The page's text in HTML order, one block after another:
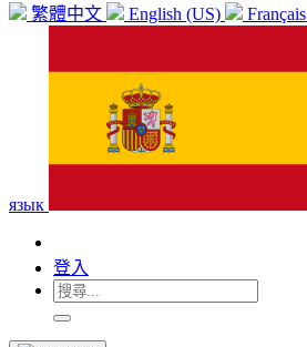
繁體中文 English (US) Français
язык
登入